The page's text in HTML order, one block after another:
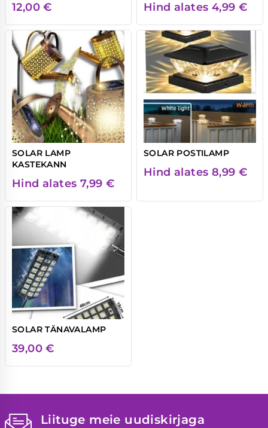
12,00€ Hind alates 4,99 €
SOLAR LAMP
KASTEKANN
Hind alates 7,99 €
SOLAR POSTILAMP
Hind alates 8,99 €
SOLAR TÄNAVALAMP
39,00€
Liituge meie uudiskirjaga